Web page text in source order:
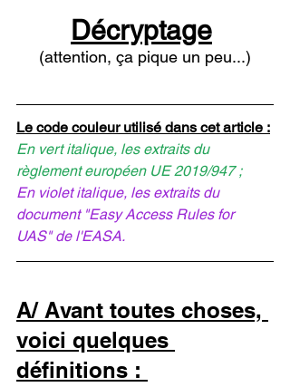
Décryptage
(attention, ça pique un peu...)
Le code couleur utilisé dans cet article :
En vert italique, les extraits du
règlement européen UE 2019/947 ;
En violet italique, les extraits du
document "Easy Access Rules for
UAS" de l'EASA.
A/ Avant toutes choses,
voici quelques
définitions :